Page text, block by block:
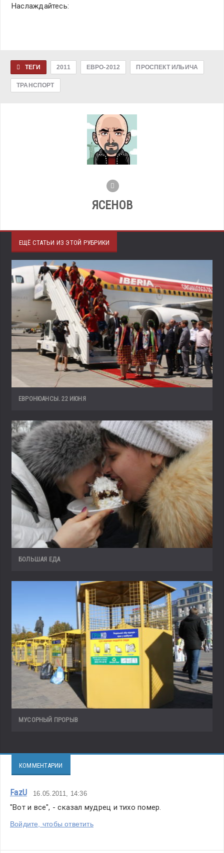
Наслаждайтесь:
ТЕГИ 2011 ЕВРО-2012 ПРОСПЕКТ ИЛЬИЧА
ТРАНСПОРТ
ЯСЕНОВ
ЕЩЁ СТАТЬИ ИЗ ЭТОЙ РУБРИКИ
ЕВРОНЮАНСЫ. 22 ИЮНЯ
БОЛЬШАЯ ЕДА
МУСОРНЫЙ ПРОРЫВ
КОММЕНТАРИИ
FazU 16.05.2011, 14:36
"Вот и все", - сказал мудрец и тихо помер.
Войдите, чтобы ответить